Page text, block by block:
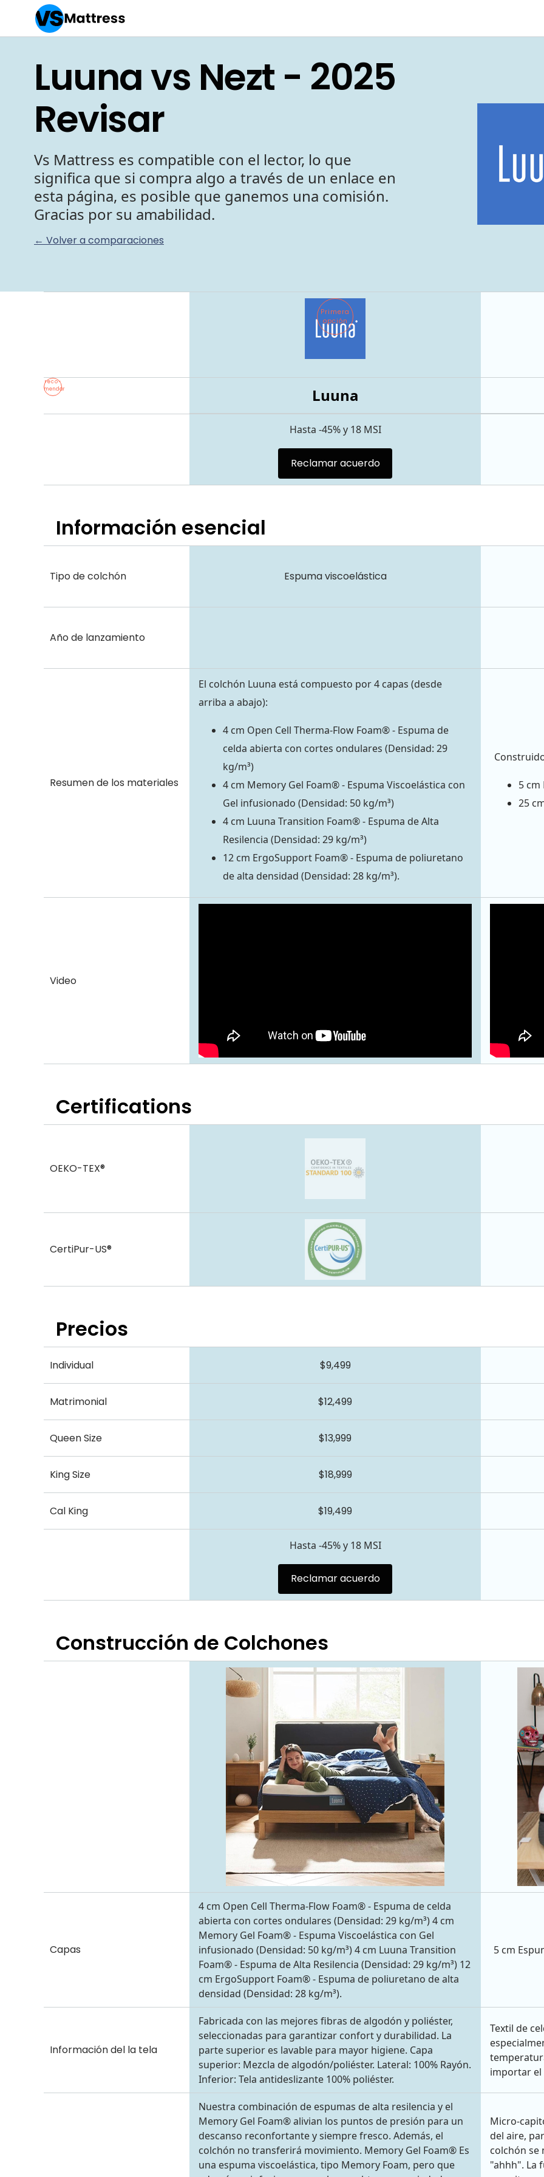
Luuna vs Nezt - 2025
Revisar
Vs Mattress es compatible con el lector, lo que
significa que si compra algo a través de un enlace en
esta página, es posible que ganemos una comisión.
Gracias por su amabilidad.
← Volver a comparaciones
Primera
opción
Luuna
reco-
mendar
Hasta -45% y 18 MSI
Reclamar acuerdo
Información esencial
Tipo de colchón Espuma viscoelástica
Año de lanzamiento
Resumen de los materiales
El colchón Luuna está compuesto por 4 capas (desde
arriba a abajo):
4 cm Open Cell Therma-Flow Foam® - Espuma de
celda abierta con cortes ondulares (Densidad: 29
kg/m³)
4 cm Memory Gel Foam® - Espuma Viscoelástica con
Gel infusionado (Densidad: 50 kg/m³)
4 cm Luuna Transition Foam® - Espuma de Alta
Resilencia (Densidad: 29 kg/m³)
12 cm ErgoSupport Foam® - Espuma de poliuretano
de alta densidad (Densidad: 28 kg/m³).
5 cm
25
Video
Certifications
OEKO-TEX®
CertiPur-US®
Precios
Individual $9,499
Matrimonial $12,499
Queen Size $13,999
King Size $18,999
Cal King $19,499
Hasta -45% y 18 MSI
Reclamar acuerdo
Construcción de Colchones
Capas
4 cm Open Cell Therma-Flow Foam® - Espuma de celda
abierta con cortes ondulares (Densidad: 29 kg/m³) 4 cm
Memory Gel Foam® - Espuma Viscoelástica con Gel
infusionado (Densidad: 50 kg/m³) 4 cm Luuna Transition
Foam® - Espuma de Alta Resilencia (Densidad: 29 kg/m³) 12
cm ErgoSupport Foam® - Espuma de poliuretano de alta
densidad (Densidad: 28 kg/m³).
5 cm
Información del la tela
Fabricada con las mejores fibras de algodón y poliéster,
seleccionadas para garantizar confort y durabilidad. La
parte superior es lavable para mayor higiene. Capa
superior: Mezcla de algodón/poliéster. Lateral: 100% Rayón.
Inferior: Tela antideslizante 100% poliéster.
Textil de
importar el
Nuestra combinación de espumas de alta resilencia y el
Memory Gel Foam® alivian los puntos de presión para un
descanso reconfortante y siempre fresco. Además, el
colchón no transferirá movimiento. Memory Gel Foam® Es
una espuma viscoelástica, tipo Memory Foam, pero que
Micro-
del aire,
colchón se
"ahhh". La